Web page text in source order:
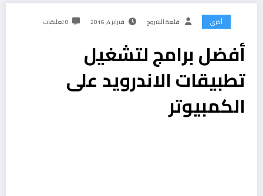
أخرى قلعة الشروح فبراير 4, 2016 0 تعليقات
أفضل برامج لتشغيل
تطبيقات الاندرويد على
الكمبيوتر